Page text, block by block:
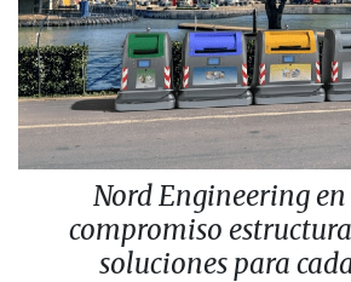
Nord Engineering en
compromiso
soluciones para